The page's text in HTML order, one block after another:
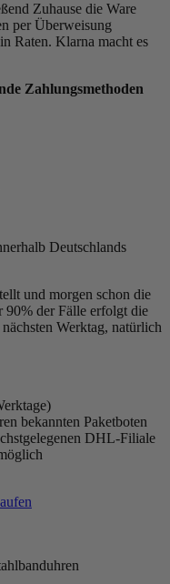
Zuhause die Ware
per Überweisung
Raten. Klarna macht es
Zahlungsmethoden
Deutschlands
und morgen schon die
90% der Fälle erfolgt die
Werktag, natürlich
bekannten Paketboten
DHL-Filiale